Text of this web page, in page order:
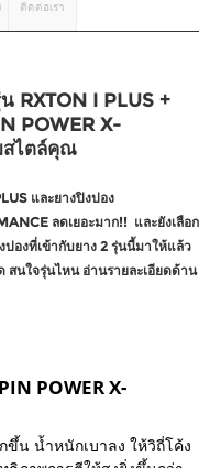
ติดต่อเรา
RXTON I PLUS +
POWER X-
สไตล์คุณ
และยางปิงปอง
ลดเยอะมาก!! และยังเลือก
องที่เข้ากับยาง 2 รุ่นนี้มาให้แล้ว
สนใจรุ่นไหน อ่านรายละเอียดด้าน
POWER X-
ขึ้น น้ำหนักเบาลง ให้วิถี่โค้ง